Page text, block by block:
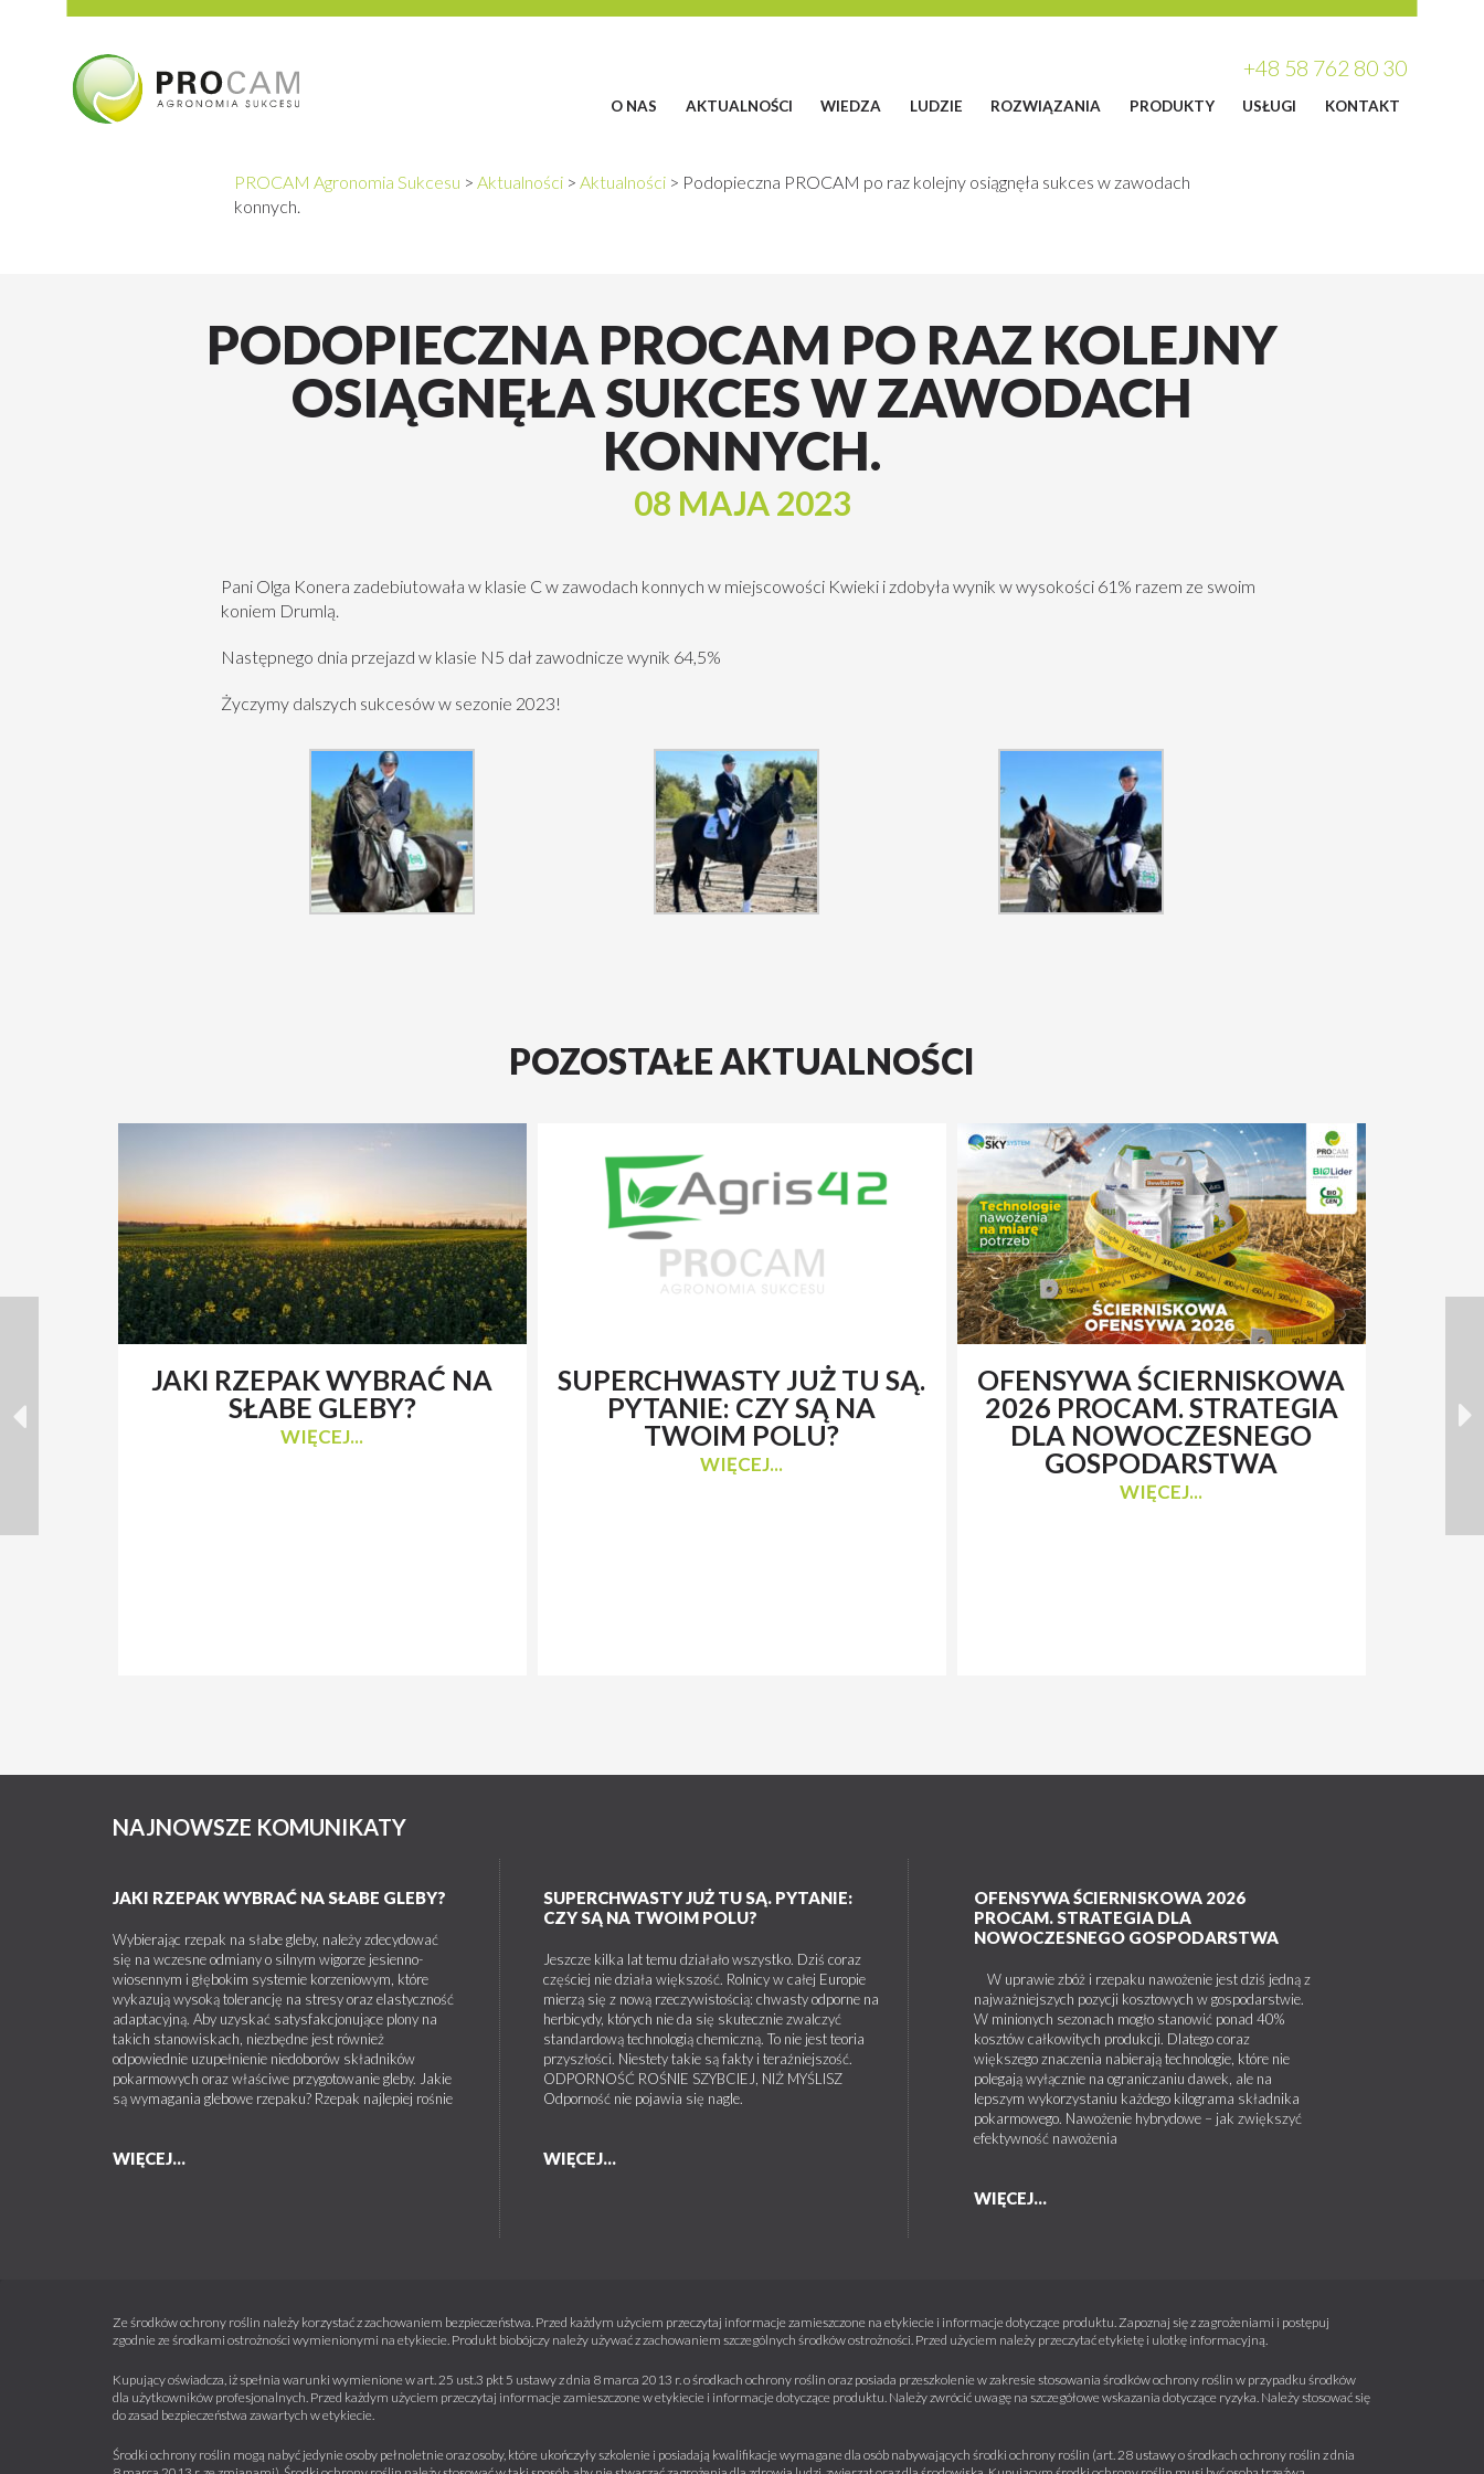
+48 58 762 80 30
O NAS AKTUALNOŚCI WIEDZA LUDZIE ROZWIĄZANIA PRODUKTY USŁUGI KONTAKT
PROCAM Agronomia Sukcesu > Aktualności > Aktualności > Podopieczna PROCAM po raz kolejny osiągnęła sukces w zawodach
konnych.
PODOPIECZNA PROCAM PO RAZ KOLEJNY
OSIĄGNĘŁA SUKCES W ZAWODACH
KONNYCH.
08 MAJA 2023
Pani Olga Konera zadebiutowała w klasie C w zawodach konnych w miejscowości Kwieki i zdobyła wynik w wysokości 61% razem ze swoim
koniem Drumlą.
Następnego dnia przejazd w klasie N5 dał zawodnicze wynik 64,5%
Życzymy dalszych sukcesów w sezonie 2023!
POZOSTAŁE AKTUALNOŚCI
JAKI RZEPAK WYBRAĆ NA
SŁABE GLEBY?
WIĘCEJ...
SUPERCHWASTY JUŻ TU SĄ.
PYTANIE: CZY SĄ NA
TWOIM POLU?
WIĘCEJ...
OFENSYWA ŚCIERNISKOWA
2026 PROCAM. STRATEGIA
DLA NOWOCZESNEGO
GOSPODARSTWA
WIĘCEJ...
Z
NAJNOWSZE KOMUNIKATY
JAKI RZEPAK WYBRAĆ NA SŁABE GLEBY?
Wybierając rzepak na słabe gleby, należy zdecydować
się na wczesne odmiany o silnym wigorze jesienno-
wiosennym i głębokim systemie korzeniowym, które
wykazują wysoką tolerancję na stresy oraz elastyczność
adaptacyjną. Aby uzyskać satysfakcjonujące plony na
takich stanowiskach, niezbędne jest również
odpowiednie uzupełnienie niedoborów składników
pokarmowych oraz właściwe przygotowanie gleby. Jakie
są wymagania glebowe rzepaku? Rzepak najlepiej rośnie
WIĘCEJ...
SUPERCHWASTY JUŻ TU SĄ. PYTANIE:
CZY SĄ NA TWOIM POLU?
Jeszcze kilka lat temu działało wszystko. Dziś coraz
częściej nie działa większość. Rolnicy w całej Europie
mierzą się z nową rzeczywistością: chwasty odporne na
herbicydy, których nie da się skutecznie zwalczyć
standardową technologią chemiczną. To nie jest teoria
przyszłości. Niestety takie są fakty i teraźniejszość.
ODPORNOŚĆ ROŚNIE SZYBCIEJ, NIŻ MYŚLISZ
Odporność nie pojawia się nagle.
WIĘCEJ...
OFENSYWA ŚCIERNISKOWA 2026
PROCAM. STRATEGIA DLA
NOWOCZESNEGO GOSPODARSTWA
W uprawie zbóż i rzepaku nawożenie jest dziś jedną z
najważniejszych pozycji kosztowych w gospodarstwie.
W minionych sezonach mogło stanowić ponad 40%
kosztów całkowitych produkcji. Dlatego coraz
większego znaczenia nabierają technologie, które nie
polegają wyłącznie na ograniczaniu dawek, ale na
lepszym wykorzystaniu każdego kilograma składnika
pokarmowego. Nawożenie hybrydowe – jak zwiększyć
efektywność nawożenia
WIĘCEJ...
Ze środków ochrony roślin należy korzystać z zachowaniem bezpieczeństwa. Przed każdym użyciem przeczytaj informacje zamieszczone na etykiecie i informacje dotyczące produktu. Zapoznaj się z zagrożeniami i postępuj
zgodnie ze środkami ostrożności wymienionymi na etykiecie. Produkt biobójczy należy używać z zachowaniem szczególnych środków ostrożności. Przed użyciem należy przeczytać etykietę i ulotkę informacyjną.
Kupujący oświadcza, iż spełnia warunki wymienione w art. 25 ust.3 pkt 5 ustawy z dnia 8 marca 2013 r. o środkach ochrony roślin oraz posiada przeszkolenie w zakresie stosowania środków ochrony roślin w przypadku środków
dla użytkowników profesjonalnych. Przed każdym użyciem przeczytaj informacje zamieszczone w etykiecie i informacje dotyczące produktu. Należy zwrócić uwagę na szczegółowe wskazania dotyczące ryzyka. Należy stosować się
do zasad bezpieczeństwa zawartych w etykiecie.
Środki ochrony roślin mogą nabyć jedynie osoby pełnoletnie oraz osoby, które ukończyły szkolenie i posiadają kwalifikacje wymagane dla osób nabywających środki ochrony roślin (art. 28 ustawy o środkach ochrony roślin z dnia